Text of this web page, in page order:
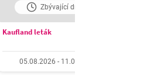
Zbývající dny: 5
Kaufland leták
05.08.2026 - 11.08.2026